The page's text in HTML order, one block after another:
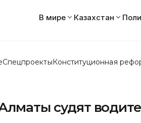
В мире Казахстан
СпецпроектыКонституционная
судят